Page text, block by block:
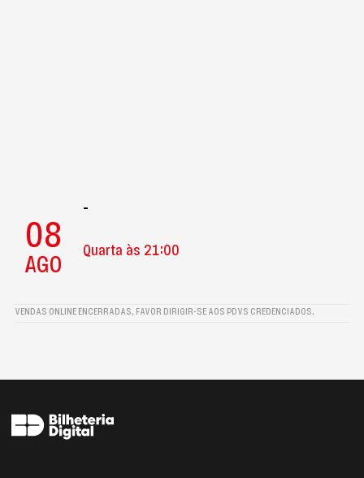
08
AGO
-
Quarta às 21:00
VENDAS ONLINE ENCERRADAS, FAVOR DIRIGIR-SE AOS PDVS CREDENCIADOS.